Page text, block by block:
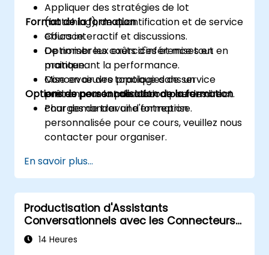
Appliquer des stratégies de lot
(batching), de quantification et de service
efficace.
Optimiser les coûts d'inférence tout en
maintenant la performance.
Concevoir des topologies de service
prêtes pour la production pour les
charges de travail d'entreprise.
Format de la formation
Cours interactif et discussions.
De nombreux exercices et mises en
pratique.
Mise en œuvre pratique dans un
environnement de laboratoire en direct.
Options de personnalisation de la formation
Pour demander une formation
personnalisée pour ce cours, veuillez nous
contacter pour organiser.
En savoir plus...
Productisation d'Assistants
Conversationnels avec les Connecteurs
et Intégrations Mistral
14 Heures